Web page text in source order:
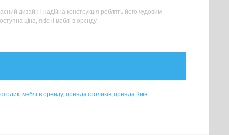
дизайн і надійна конструкція роблять його чудовим
ціна, якісні меблі в оренду.
, меблі в оренду, оренда столиків, оренда Київ